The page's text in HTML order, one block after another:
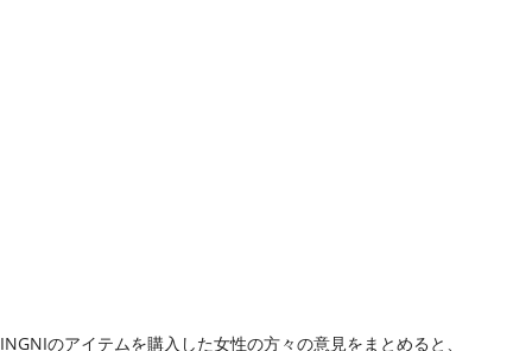
INGNIのアイテムを購入した女性の方々の意見をまとめると、